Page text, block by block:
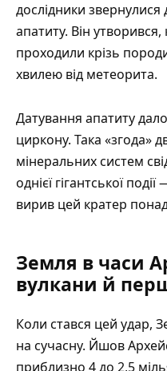
дослідники
апатиту. Він
проходили крізь
хвилею від метеорита.
Датування апатиту
циркону. Така «згода»
мінеральних систем
однієї гігантської
вирив цей кратер
Земля в часи
вулкани й
Коли стався цей удар,
на сучасну. Йшов
приблизно 4 до 2,5